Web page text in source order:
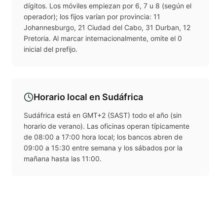
dígitos. Los móviles empiezan por 6, 7 u 8 (según el
operador); los fijos varían por provincia: 11
Johannesburgo, 21 Ciudad del Cabo, 31 Durban, 12
Pretoria. Al marcar internacionalmente, omite el 0
inicial del prefijo.
Horario local en Sudáfrica
Sudáfrica está en GMT+2 (SAST) todo el año (sin
horario de verano). Las oficinas operan típicamente
de 08:00 a 17:00 hora local; los bancos abren de
09:00 a 15:30 entre semana y los sábados por la
mañana hasta las 11:00.